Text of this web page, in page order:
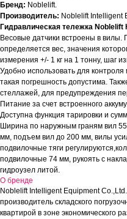
Бренд: Noblelift.
Производитель: Noblelift Intelligent
Гидравлическая тележка Noblelift
Весовые датчики встроены в
определяется вес, значения
измерения +/- 1 кг на 1 тонну, шаг
Удобно использовать для контроля
такая погрешность допустима.
стеллажей, для предупреждения
Питание за счет встроенного
Доступна функция тарировки и
Ширина по наружным граням вил
мм, подъем вил до 200 мм, вилы
подвилочные тяги
подвилочные 74 мм, рукоять с
гидроузел литой.
О бренде
Noblelift Intelligent Equipment
производитель складского
квартирой в зоне экономического